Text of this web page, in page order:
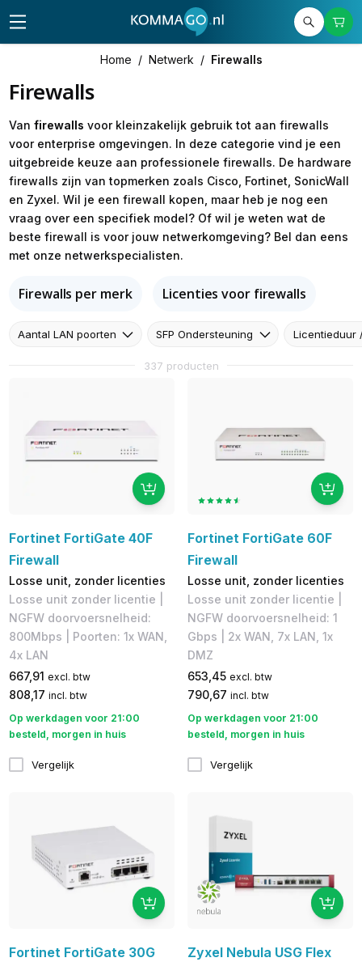
Home / Netwerk / Firewalls
Firewalls
Van firewalls voor kleinzakelijk gebruik tot aan firewalls
voor enterprise omgevingen. In deze categorie vind je een
uitgebreide keuze aan professionele firewalls. De hardware
firewalls zijn van topmerken zoals Cisco, Fortinet, SonicWall
en Zyxel. Wil je een firewall kopen, maar heb je nog een
vraag over een specifiek model? Of wil je weten wat de
beste firewall is voor jouw netwerkomgeving? Bel dan eens
met onze netwerkspecialisten.
Firewalls per merk Licenties voor firewalls
Aantal LAN poorten SFP Ondersteuning Licentieduur
337 producten
Fortinet FortiGate 40F
Firewall
Losse unit, zonder licenties
Losse unit zonder licentie |
NGFW doorvoersnelheid:
800Mbps | Poorten: 1x WAN,
4x LAN
667,91 excl. btw
808,17 incl. btw
Op werkdagen voor 21:00
besteld, morgen in huis
Vergelijk
Fortinet FortiGate 60F
Firewall
Losse unit, zonder licenties
Losse unit zonder licentie |
NGFW doorvoersnelheid: 1
Gbps | 2x WAN, 7x LAN, 1x
DMZ
653,45 excl. btw
790,67 incl. btw
Op werkdagen voor 21:00
besteld, morgen in huis
Vergelijk
Fortinet FortiGate 30G
Zyxel Nebula USG Flex